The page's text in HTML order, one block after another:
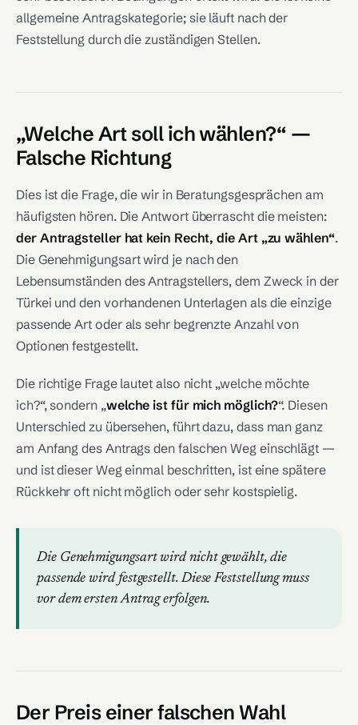
allgemeine Antragskategorie; sie läuft nach der
Feststellung durch die zuständigen Stellen.
„Welche Art soll ich wählen?“ —
Falsche Richtung
Dies ist die Frage, die wir in Beratungsgesprächen am
häufigsten hören. Die Antwort überrascht die meisten:
der Antragsteller hat kein Recht, die Art „zu wählen“.
Die Genehmigungsart wird je nach den
Lebensumständen des Antragstellers, dem Zweck in der
Türkei und den vorhandenen Unterlagen als die einzige
passende Art oder als sehr begrenzte Anzahl von
Optionen festgestellt.
Die richtige Frage lautet also nicht „welche möchte
ich?“, sondern „welche ist für mich möglich?“. Diesen
Unterschied zu übersehen, führt dazu, dass man ganz
am Anfang des Antrags den falschen Weg einschlägt —
und ist dieser Weg einmal beschritten, ist eine spätere
Rückkehr oft nicht möglich oder sehr kostspielig.
Die Genehmigungsart wird nicht gewählt, die
passende wird festgestellt. Diese Feststellung muss
vor dem ersten Antrag erfolgen.
Der Preis einer falschen Wahl